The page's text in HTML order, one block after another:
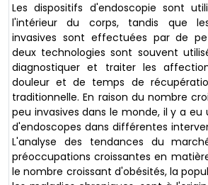
Les dispositifs d'endoscopie sont
l'intérieur du corps, tandis que
invasives sont effectuées par de
deux technologies sont souvent
diagnostiquer et traiter les
douleur et de temps de
traditionnelle. En raison du nombre
peu invasives dans le monde, il y a
d'endoscopes dans différentes
L'analyse des tendances du
préoccupations croissantes en
le nombre croissant d'obésités, la